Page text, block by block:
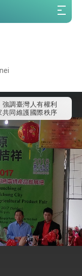
立「駐鳳凰城辦
作
總統盼分享臺灣
里程碑
」預告短片，向
創新能量
調臺灣人有權利
同維護國際秩序
帝尼王國進行國是
分歧為團結、為
目標、創5大歷史
速臺灣經濟轉型
通過
對等關稅15%且不
等關稅
訪內容
撰文指出：自由